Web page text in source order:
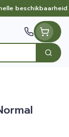
beschikbaarheid
Zoek